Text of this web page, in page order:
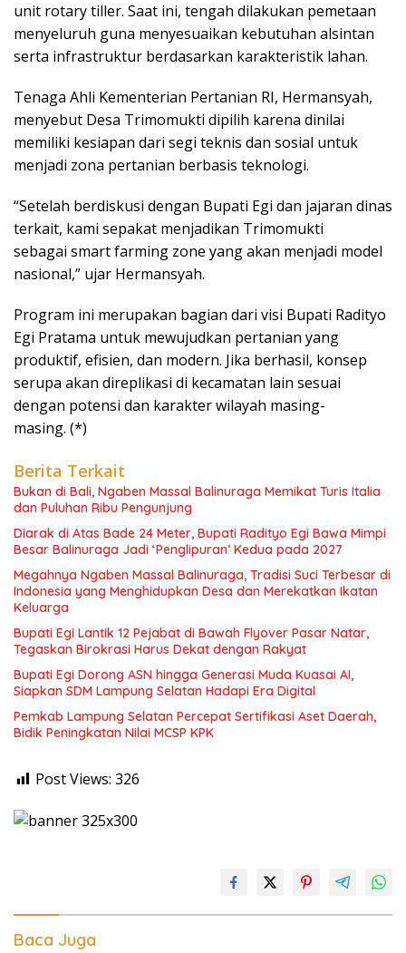
unit rotary tiller. Saat ini, tengah dilakukan pemetaan
menyeluruh guna menyesuaikan kebutuhan alsintan
serta infrastruktur berdasarkan karakteristik lahan.
Tenaga Ahli Kementerian Pertanian RI, Hermansyah,
menyebut Desa Trimomukti dipilih karena dinilai
memiliki kesiapan dari segi teknis dan sosial untuk
menjadi zona pertanian berbasis teknologi.
“Setelah berdiskusi dengan Bupati Egi dan jajaran dinas
terkait, kami sepakat menjadikan Trimomukti
sebagai smart farming zone yang akan menjadi model
nasional,” ujar Hermansyah.
Program ini merupakan bagian dari visi Bupati Radityo
Egi Pratama untuk mewujudkan pertanian yang
produktif, efisien, dan modern. Jika berhasil, konsep
serupa akan direplikasi di kecamatan lain sesuai
dengan potensi dan karakter wilayah masing-
masing. (*)
Berita Terkait
Bukan di Bali, Ngaben Massal Balinuraga Memikat Turis Italia
dan Puluhan Ribu Pengunjung
Diarak di Atas Bade 24 Meter, Bupati Radityo Egi Bawa Mimpi
Besar Balinuraga Jadi ‘Penglipuran’ Kedua pada 2027
Megahnya Ngaben Massal Balinuraga, Tradisi Suci Terbesar di
Indonesia yang Menghidupkan Desa dan Merekatkan Ikatan
Keluarga
Bupati Egi Lantik 12 Pejabat di Bawah Flyover Pasar Natar,
Tegaskan Birokrasi Harus Dekat dengan Rakyat
Bupati Egi Dorong ASN hingga Generasi Muda Kuasai AI,
Siapkan SDM Lampung Selatan Hadapi Era Digital
Pemkab Lampung Selatan Percepat Sertifikasi Aset Daerah,
Bidik Peningkatan Nilai MCSP KPK
Post Views: 326
Baca Juga